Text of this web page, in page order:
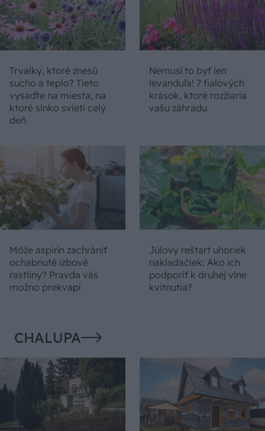
Trvalky, ktoré znesú
sucho a teplo? Tieto
vysaďte na miesta, na
ktoré slnko svieti celý
deň
Nemusí to byť len
levanduľa! 7 fialových
krások, ktoré rozžiaria
vašu záhradu
Môže aspirín zachrániť
ochabnuté izbové
rastliny? Pravda vás
možno prekvapí
Júlový reštart uhoriek
nakladačiek: Ako ich
podporiť k druhej vlne
kvitnutia?
CHALUPA